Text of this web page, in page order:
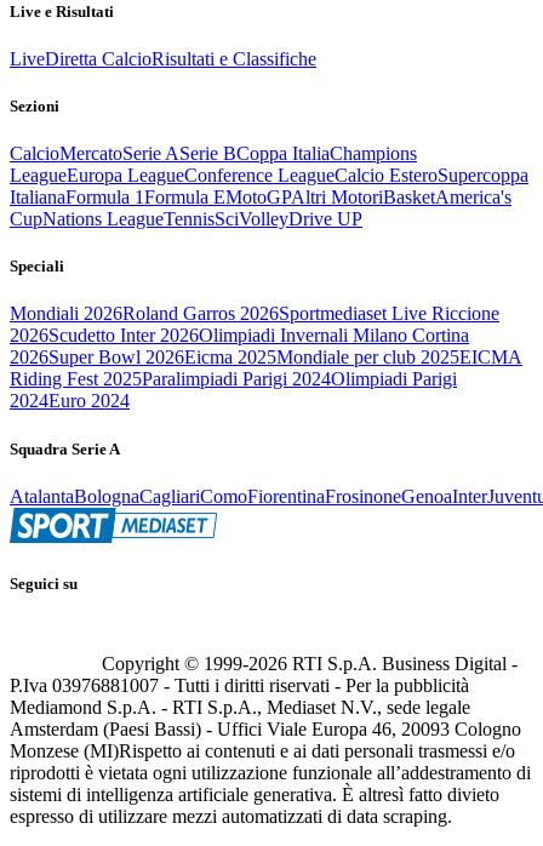
Live e Risultati
LiveDiretta CalcioRisultati e Classifiche
Sezioni
CalcioMercatoSerie ASerie BCoppa ItaliaChampions
LeagueEuropa LeagueConference LeagueCalcio EsteroSupercoppa
ItalianaFormula 1Formula EMotoGPAltri MotoriBasketAmerica's
CupNations LeagueTennisSciVolleyDrive UP
Speciali
Mondiali 2026Roland Garros 2026Sportmediaset Live Riccione
2026Scudetto Inter 2026Olimpiadi Invernali Milano Cortina
2026Super Bowl 2026Eicma 2025Mondiale per club 2025EICMA
Riding Fest 2025Paralimpiadi Parigi 2024Olimpiadi Parigi
2024Euro 2024
Squadra Serie A
AtalantaBolognaCagliariComoFiorentinaFrosinoneGenoaInter
Seguici su
Copyright © 1999-2026 RTI S.p.A. Business Digital -
P.Iva 03976881007 - Tutti i diritti riservati - Per la pubblicità
Mediamond S.p.A. - RTI S.p.A., Mediaset N.V., sede legale
Amsterdam (Paesi Bassi) - Uffici Viale Europa 46, 20093 Cologno
Monzese (MI)Rispetto ai contenuti e ai dati personali trasmessi e/o
riprodotti è vietata ogni utilizzazione funzionale all’addestramento di
sistemi di intelligenza artificiale generativa. È altresì fatto divieto
espresso di utilizzare mezzi automatizzati di data scraping.